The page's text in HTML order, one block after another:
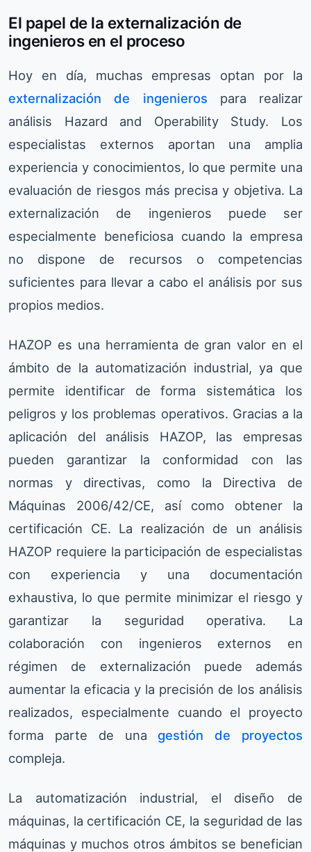
El papel de la externalización de
ingenieros en el proceso
Hoy en día, muchas empresas optan por la
externalización de ingenieros para realizar
análisis Hazard and Operability Study. Los
especialistas externos aportan una amplia
experiencia y conocimientos, lo que permite una
evaluación de riesgos más precisa y objetiva. La
externalización de ingenieros puede ser
especialmente beneficiosa cuando la empresa
no dispone de recursos o competencias
suficientes para llevar a cabo el análisis por sus
propios medios.
HAZOP es una herramienta de gran valor en el
ámbito de la automatización industrial, ya que
permite identificar de forma sistemática los
peligros y los problemas operativos. Gracias a la
aplicación del análisis HAZOP, las empresas
pueden garantizar la conformidad con las
normas y directivas, como la Directiva de
Máquinas 2006/42/CE, así como obtener la
certificación CE. La realización de un análisis
HAZOP requiere la participación de especialistas
con experiencia y una documentación
exhaustiva, lo que permite minimizar el riesgo y
garantizar la seguridad operativa. La
colaboración con ingenieros externos en
régimen de externalización puede además
aumentar la eficacia y la precisión de los análisis
realizados, especialmente cuando el proyecto
forma parte de una gestión de proyectos
compleja.
La automatización industrial, el diseño de
máquinas, la certificación CE, la seguridad de las
máquinas y muchos otros ámbitos se benefician